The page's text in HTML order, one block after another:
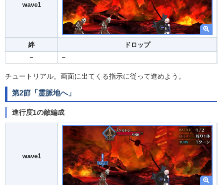
wave1
絆 ドロップ
– –
チュートリアル。画面に出てくる指示に従って進めよう。
第2節「霊脈地へ」
進行度1の敵編成
wave1